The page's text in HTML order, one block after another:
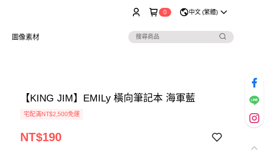
0 中文 (繁體)
圖像素材
【KING JIM】EMILy 橫向筆記本 海軍藍
宅配滿NT$2,500免運
NT$190